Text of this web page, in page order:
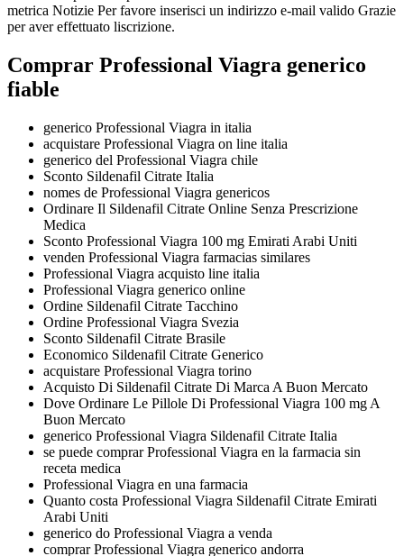
metrica Notizie Per favore inserisci un indirizzo e-mail valido Grazie
per aver effettuato liscrizione.
Comprar Professional Viagra generico
fiable
generico Professional Viagra in italia
acquistare Professional Viagra on line italia
generico del Professional Viagra chile
Sconto Sildenafil Citrate Italia
nomes de Professional Viagra genericos
Ordinare Il Sildenafil Citrate Online Senza Prescrizione
Medica
Sconto Professional Viagra 100 mg Emirati Arabi Uniti
venden Professional Viagra farmacias similares
Professional Viagra acquisto line italia
Professional Viagra generico online
Ordine Sildenafil Citrate Tacchino
Ordine Professional Viagra Svezia
Sconto Sildenafil Citrate Brasile
Economico Sildenafil Citrate Generico
acquistare Professional Viagra torino
Acquisto Di Sildenafil Citrate Di Marca A Buon Mercato
Dove Ordinare Le Pillole Di Professional Viagra 100 mg A
Buon Mercato
generico Professional Viagra Sildenafil Citrate Italia
se puede comprar Professional Viagra en la farmacia sin
receta medica
Professional Viagra en una farmacia
Quanto costa Professional Viagra Sildenafil Citrate Emirati
Arabi Uniti
generico do Professional Viagra a venda
comprar Professional Viagra generico andorra